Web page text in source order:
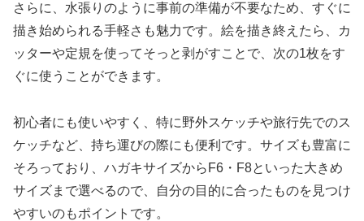
さらに、水張りのように事前の準備が不要なため、すぐに
描き始められる手軽さも魅力です。絵を描き終えたら、カ
ッターや定規を使ってそっと剥がすことで、次の1枚をす
ぐに使うことができます。
初心者にも使いやすく、特に野外スケッチや旅行先でのス
ケッチなど、持ち運びの際にも便利です。サイズも豊富に
そろっており、ハガキサイズからF6・F8といった大きめ
サイズまで選べるので、自分の目的に合ったものを見つけ
やすいのもポイントです。